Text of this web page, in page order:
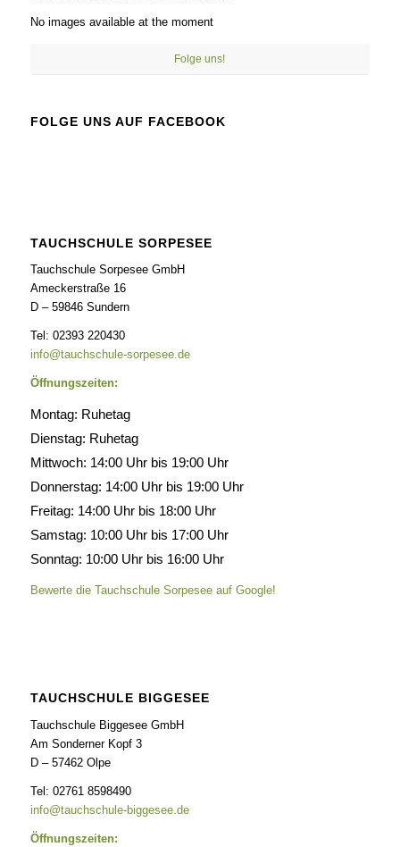
No images available at the moment
Folge uns!
FOLGE UNS AUF FACEBOOK
TAUCHSCHULE SORPESEE
Tauchschule Sorpesee GmbH
Ameckerstraße 16
D – 59846 Sundern
Tel: 02393 220430
info@tauchschule-sorpesee.de
Öffnungszeiten:
Montag: Ruhetag
Dienstag: Ruhetag
Mittwoch: 14:00 Uhr bis 19:00 Uhr
Donnerstag: 14:00 Uhr bis 19:00 Uhr
Freitag: 14:00 Uhr bis 18:00 Uhr
Samstag: 10:00 Uhr bis 17:00 Uhr
Sonntag: 10:00 Uhr bis 16:00 Uhr
Bewerte die Tauchschule Sorpesee auf Google!
TAUCHSCHULE BIGGESEE
Tauchschule Biggesee GmbH
Am Sonderner Kopf 3
D – 57462 Olpe
Tel: 02761 8598490
info@tauchschule-biggesee.de
Öffnungszeiten: